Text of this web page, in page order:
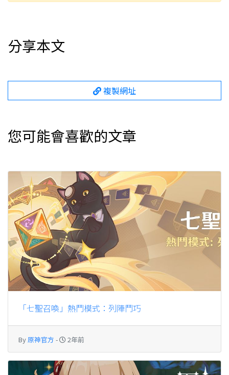
分享本文
複製網址
您可能會喜歡的文章
「七聖召喚」熱鬥模式：列陣鬥巧
By原神官方 - 2年前